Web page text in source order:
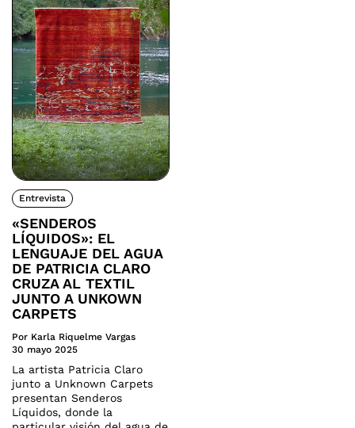
Entrevista
«SENDEROS
LÍQUIDOS»: EL
LENGUAJE DEL AGUA
DE PATRICIA CLARO
CRUZA AL TEXTIL
JUNTO A UNKOWN
CARPETS
Por Karla Riquelme Vargas
30 mayo 2025
La artista Patricia Claro
junto a Unknown Carpets
presentan Senderos
Líquidos, donde la